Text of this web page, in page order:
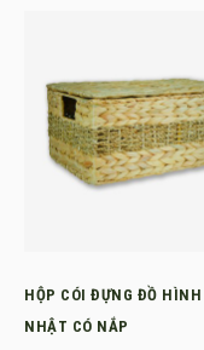
HỘP CÓI ĐỰNG ĐỒ
NHẬT CÓ NẮP